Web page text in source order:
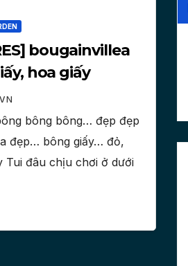
bougainvillea
hoa giấy
VN
bông bông… đẹp đẹp
đẹp… bông giấy… đỏ,
đâu chịu chơi ở dưới